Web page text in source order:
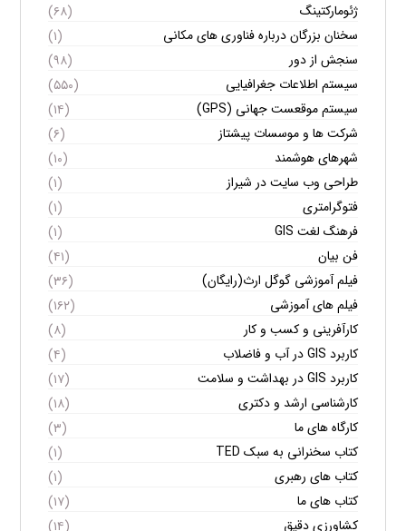
ژئومارکتینگ
(۶۸)
سخنان بزرگان درباره فناوری های مکانی
(۱)
سنجش از دور
(۹۸)
سیستم اطلاعات جغرافیایی
(۵۵۰)
سیستم موقعست جهانی (GPS)
(۱۴)
شرکت ها و موسسات پیشتاز
(۶)
شهرهای هوشمند
(۱۰)
طراحی وب سایت در شیراز
(۱)
فتوگرامتری
(۱)
فرهنگ لغت GIS
(۱)
فن بیان
(۴۱)
فیلم آموزشی گوگل ارث(رایگان)
(۳۶)
فیلم های آموزشی
(۱۶۲)
کارآفرینی و کسب و کار
(۸)
کاربرد GIS در آب و فاضلاب
(۴)
کاربرد GIS در بهداشت و سلامت
(۱۷)
کارشناسی ارشد و دکتری
(۱۸)
کارگاه های ما
(۳)
کتاب سخنرانی به سبک TED
(۱)
کتاب های رهبری
(۱)
کتاب های ما
(۱۷)
کشاورزی دقیق
(۱۴)